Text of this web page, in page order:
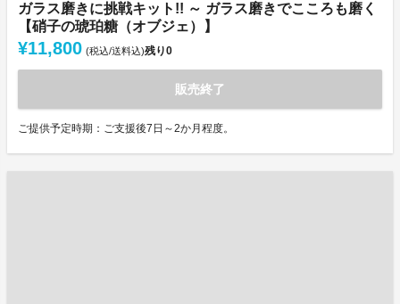
ガラス磨きに挑戦キット!! ～ ガラス磨きでこころも磨く
【硝子の琥珀糖（オブジェ）】
¥11,800 (税込/送料込)残り0
販売終了
ご提供予定時期：ご支援後7日～2か月程度。